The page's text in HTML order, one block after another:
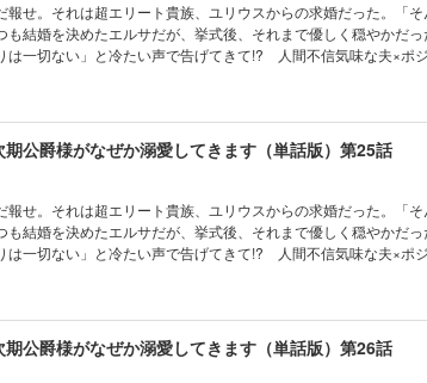
せ。それは超エリート貴族、ユリウスからの求婚だった。「そ
結婚を決めたエルサだが、挙式後、それまで優しく穏やかだっ
は一切ない」と冷たい声で告げてきて!? 人間不信気味な夫×ポ
期公爵様がなぜか溺愛してきます（単話版）第25話
せ。それは超エリート貴族、ユリウスからの求婚だった。「そ
結婚を決めたエルサだが、挙式後、それまで優しく穏やかだっ
は一切ない」と冷たい声で告げてきて!? 人間不信気味な夫×ポ
期公爵様がなぜか溺愛してきます（単話版）第26話